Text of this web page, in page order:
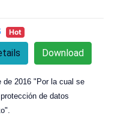
Hot
Download
de 2016 "Por la cual se
de datos